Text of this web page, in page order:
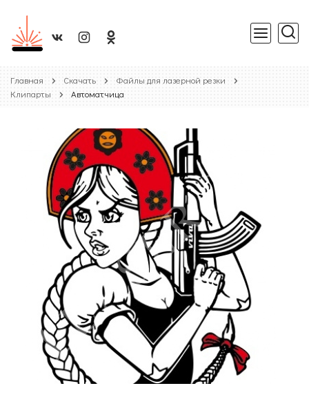
Главная Скачать
Файлы для лазерной резки
Клипарты
Автоматчица